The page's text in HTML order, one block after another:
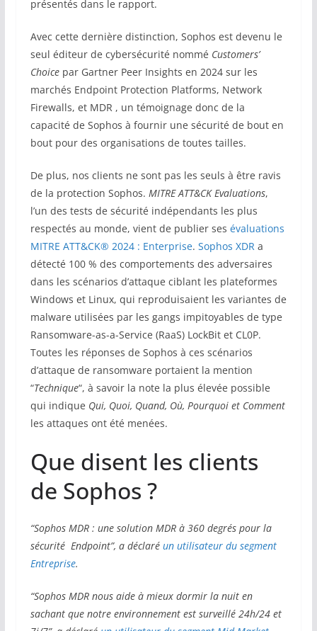
présentés dans le rapport.
Avec cette dernière distinction, Sophos est devenu le
seul éditeur de cybersécurité nommé Customers’
Choicepar Gartner Peer Insights en 2024 sur les
marchés Endpoint Protection Platforms, Network
Firewalls, et MDR , un témoignage donc de la
capacité de Sophos à fournir une sécurité de bout en
bout pour des organisations de toutes tailles.
De plus, nos clients ne sont pas les seuls à être ravis
de la protection Sophos. MITRE ATT&CK Evaluations,
l’un des tests de sécurité indépendants les plus
respectés au monde, vient de publier ses évaluations
MITRE ATT&CK® 2024 : Enterprise. Sophos XDRa
détecté 100 % des comportements des adversaires
dans les scénarios d’attaque ciblant les plateformes
Windows et Linux, qui reproduisaient les variantes de
malware utilisées par les gangs impitoyables de type
Ransomware-as-a-Service (RaaS) LockBit et CL0P.
Toutes les réponses de Sophos à ces scénarios
d’attaque de ransomware portaient la mention
“Technique“, à savoir la note la plus élevée possible
qui indique Qui, Quoi, Quand, Où, Pourquoi et Comment
les attaques ont été menées.
Que disent les clients
de Sophos ?
“Sophos MDR : une solution MDR à 360 degrés pour la
sécurité Endpoint”, a déclaré un utilisateur du segment
Entreprise.
“Sophos MDR nous aide à mieux dormir la nuit en
sachant que notre environnement est surveillé 24h/24 et